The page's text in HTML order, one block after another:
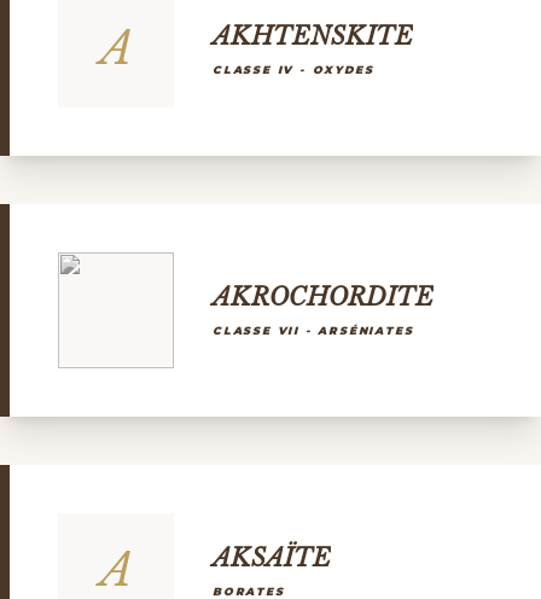
A AKHTENSKITE
CLASSE IV - OXYDES
AKROCHORDITE
CLASSE VII - ARSÉNIATES
A AKSAÏTE
BORATES